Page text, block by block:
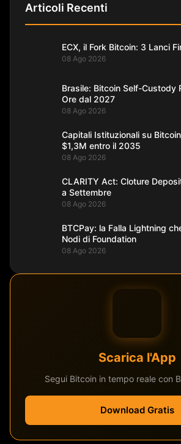
Articoli Recenti
ECX, il Fork Bitcoin: 3 Lanci
08 Ago 2026
Brasile: Bitcoin Self-Custody
Ore dal 2027
08 Ago 2026
Capitali Istituzionali su
$1,3M entro il 2035
08 Ago 2026
CLARITY Act: Cloture
a Settembre
08 Ago 2026
BTCPay: la Falla Lightning
Nodi di Foundation
08 Ago 2026
Scarica l'App
Segui Bitcoin in tempo reale con
Download Gratis